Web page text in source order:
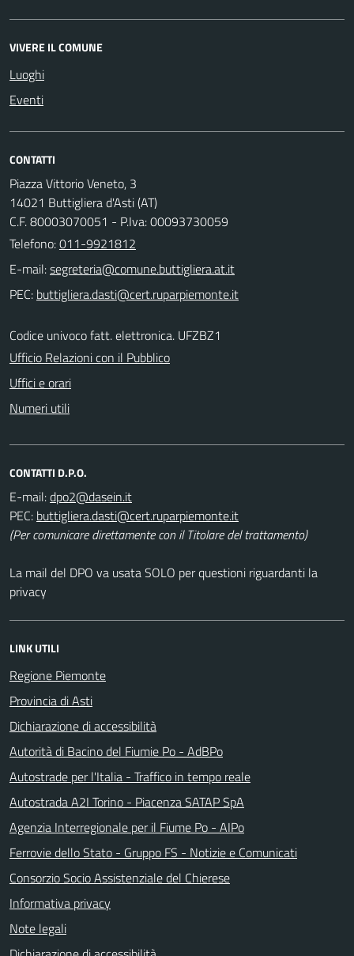
VIVERE IL COMUNE
Luoghi
Eventi
CONTATTI
Piazza Vittorio Veneto, 3
14021 Buttigliera d'Asti (AT)
C.F. 80003070051 - P.Iva: 00093730059
Telefono:011-9921812
E-mail:
PEC:
Codice univoco fatt. elettronica. UFZBZ1
Ufficio Relazioni con il Pubblico
Uffici e orari
Numeri utili
CONTATTI D.P.O.
E-mail:
PEC:
(Per comunicare direttamente con il Titolare del trattamento)
La mail del DPO va usata SOLO per questioni riguardanti la
privacy
LINK UTILI
Regione Piemonte
Provincia di Asti
Dichiarazione di accessibilità
Autorità di Bacino del Fiumie Po - AdBPo
Autostrade per l'Italia - Traffico in tempo reale
Autostrada A2I Torino - Piacenza SATAP SpA
Agenzia Interregionale per il Fiume Po - AIPo
Ferrovie dello Stato - Gruppo FS - Notizie e Comunicati
Consorzio Socio Assistenziale del Chierese
Informativa privacy
Note legali